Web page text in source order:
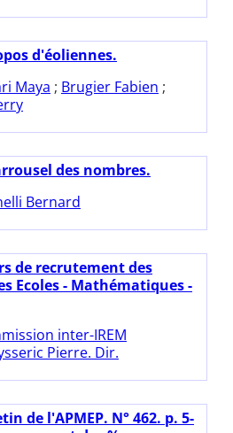
d'éoliennes.
Maya ; Brugier Fabien ;
des nombres.
Bernard
de recrutement des
Ecoles - Mathématiques -
inter-IREM
Pierre. Dir.
de l'APMEP. N° 462. p. 5-